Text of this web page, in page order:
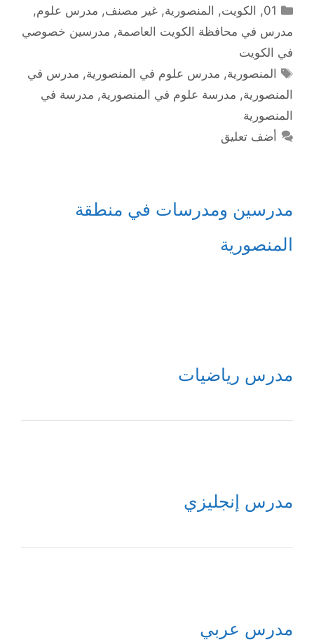
التصنيفات
01
, الكويت, المنصورية,غير مصنف, مدرس علوم,
مدرس في محافظة الكويت العاصمة, مدرسين خصوصي
في الكويت
الوسوم
المنصورية, مدرس علوم في المنصورية, مدرس في
المنصورية, مدرسة علوم في المنصورية, مدرسة في
المنصورية
أضف تعليق
مدرسين ومدرسات في منطقة
المنصورية
مدرس رياضيات
مدرس إنجليزي
مدرس عربي